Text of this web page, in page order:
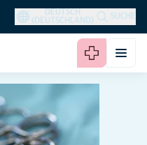
DEUTSCH
(DEUTSCHLAND)
SUCHE